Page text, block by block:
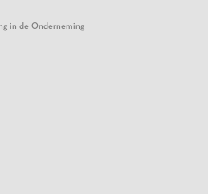
in de Onderneming